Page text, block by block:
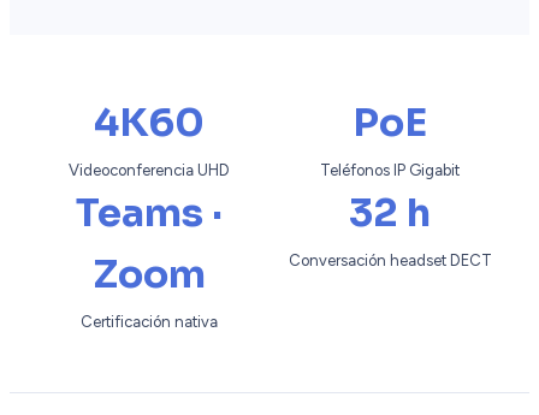
4K60
Videoconferencia UHD
PoE
Teléfonos IP Gigabit
Teams ·
Zoom
Certificación nativa
32 h
Conversación headset DECT